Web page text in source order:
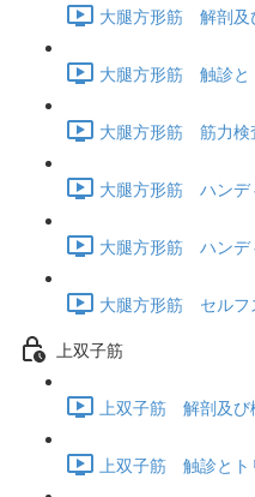
大腿方形筋 解剖及
大腿方形筋 触診と
大腿方形筋 筋力検
大腿方形筋 ハンデ
大腿方形筋 ハンデ
大腿方形筋 セルフ
上双子筋
上双子筋 解剖及び
上双子筋 触診とト